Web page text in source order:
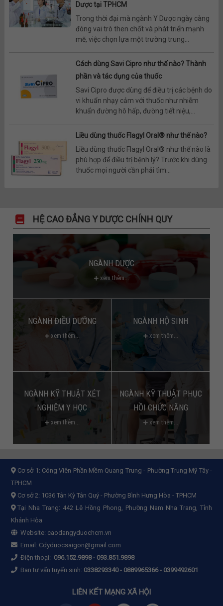
Dược tại TPHCM
Trong thời đại mà ngành Y Dược ngày càng
đóng vai trò then chốt và phát triển mạnh
mẽ, việc chọn lựa một trường trung...
Cách dùng Savi Cipro như thế nào? Thành
phần và tác dụng của thuốc
Savi Cipro được dùng để điều trị các bệnh do
vi khuẩn nhạy cảm với thuốc như nhiễm
khuẩn đường hô hấp, đường tiết niệu,...
Liều dùng thuốc Flagyl Oral® như thế nào?
Liều dùng thuốc Flagyl Oral® như thế nào là
phù hợp để điều trị bệnh lý? Trước khi dùng
thuốc mọi người cần phải tìm...
HỆ CAO ĐẲNG Y DƯỢC CHÍNH QUY
NGÀNH DƯỢC
xem thêm...
NGÀNH ĐIỀU DƯỠNG
xem thêm...
NGÀNH HỘ SINH
xem thêm...
NGÀNH KỸ THUẬT XÉT
NGHIỆM Y HỌC
xem thêm...
NGÀNH KỸ THUẬT PHỤC
HỒI CHỨC NĂNG
xem thêm...
Cơ sở 1: Công Viên Phần Mềm Quang Trung - Phường Trung Mỹ Tây -
TPHCM
Cơ sở 2: 1036 Tân Kỳ Tân Quý - Phường Bình Hưng Hòa - TPHCM
Tại Nha Trang: 442 Lê Hồng Phong, Phường Nam Nha Trang, Tỉnh
Khánh Hòa
Website: caodangyduochcm.vn
Email: Cdyduocsaigon@gmail.com
Điện thoại: 096.152.9898- 093.851.9898
Ban tư vấn tuyển sinh: 0338293340 - 0889965366 - 0399492601
LIÊN KẾT MẠNG XÃ HỘI